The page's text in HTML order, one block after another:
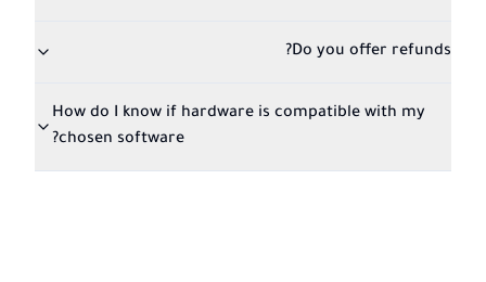
Do you offer refunds?
How do I know if hardware is compatible with my
chosen software?